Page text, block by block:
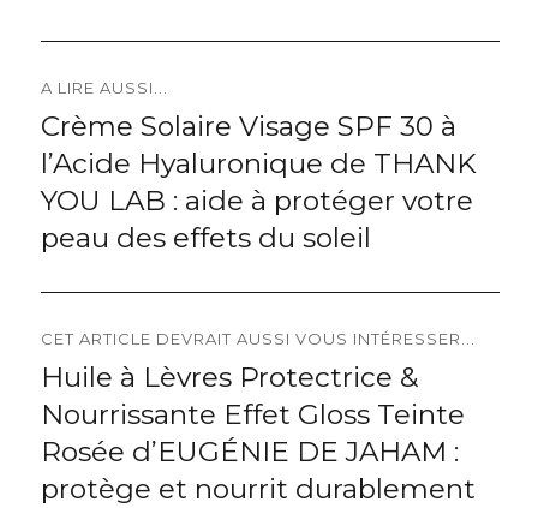
Navigation
de
l’article
A LIRE AUSSI...
Previous
post:
Crème Solaire Visage SPF 30 à
l’Acide Hyaluronique de THANK
YOU LAB : aide à protéger votre
peau des effets du soleil
CET ARTICLE DEVRAIT AUSSI VOUS INTÉRESSER...
Next
post:
Huile à Lèvres Protectrice &
Nourrissante Effet Gloss Teinte
Rosée d’EUGÉNIE DE JAHAM :
protège et nourrit durablement